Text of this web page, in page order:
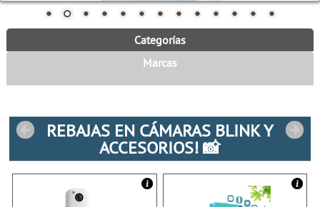
Categorías
Marcas
REBAJAS EN CÁMARAS BLINK Y
ACCESORIOS! 📸